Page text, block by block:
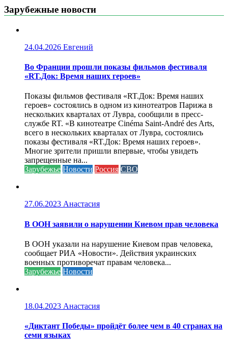
Зарубежные новости
24.04.2026 Евгений
Во Франции прошли показы фильмов фестиваля
«RT.Док: Время наших героев»
Показы фильмов фестиваля «RT.Док: Время наших
героев» состоялись в одном из кинотеатров Парижа в
нескольких кварталах от Лувра, сообщили в пресс-
службе RT. «В кинотеатре Cinéma Saint-André des Arts,
всего в нескольких кварталах от Лувра, состоялись
показы фестиваля «RT.Док: Время наших героев».
Многие зрители пришли впервые, чтобы увидеть
запрещенные на...
Зарубежье Новости Россия СВО
27.06.2023 Анастасия
В ООН заявили о нарушении Киевом прав человека
В ООН указали на нарушение Киевом прав человека,
сообщает РИА «Новости». Действия украинских
военных противоречат правам человека...
Зарубежье Новости
18.04.2023 Анастасия
«Диктант Победы» пройдёт более чем в 40 странах на
семи языках